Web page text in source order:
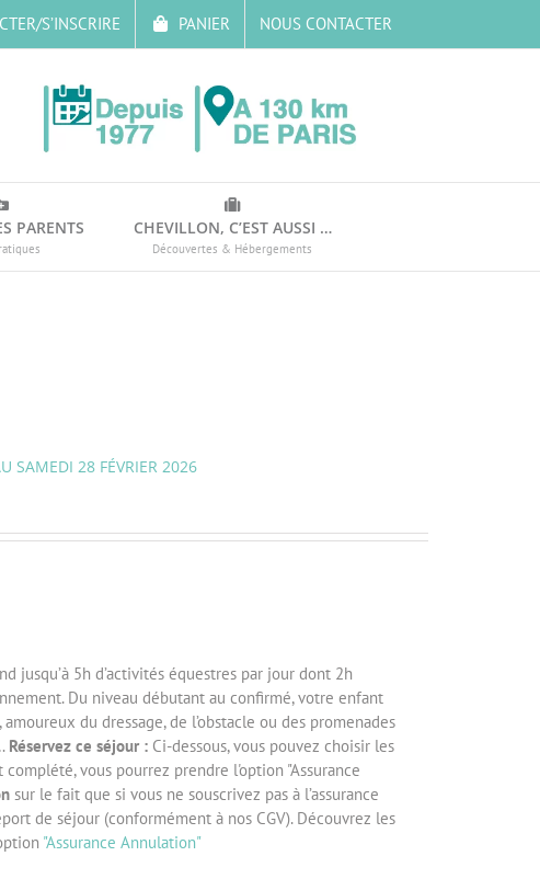
S’INSCRIRE PANIER NOUS CONTACTER
PARENTS CHEVILLON, C’EST AUSSI …
Découvertes & Hébergements
SAMEDI 28 FÉVRIER 2026
jusqu’à 5h d’activités équestres par jour dont 2h
Du niveau débutant au confirmé, votre enfant
du dressage, de l’obstacle ou des promenades
Réservez ce séjour :Ci-dessous, vous pouvez choisir les
vous pourrez prendre l'option "Assurance
sur le fait que si vous ne souscrivez pas à l’assurance
de séjour (conformément à nos CGV). Découvrez les
"Assurance Annulation"